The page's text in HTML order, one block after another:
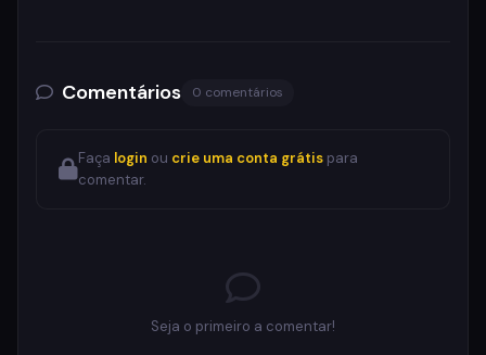
Comentários 0 comentários
Faça login ou crie uma conta grátis para
comentar.
Seja o primeiro a comentar!